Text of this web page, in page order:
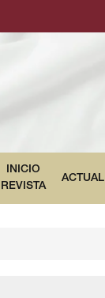
INICIO
REVISTA
ACTUAL